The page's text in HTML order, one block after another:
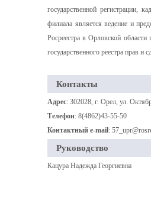
государственной регистрации,
филиала является ведение и
Росреестра в Орловской
государственного реестра прав и
Контакты
Адрес: 302028, г. Орел, ул.
Телефон: 8(4862)43-55-50
Контактный e-mail:
Руководство
Кацура Надежда Георгиевна